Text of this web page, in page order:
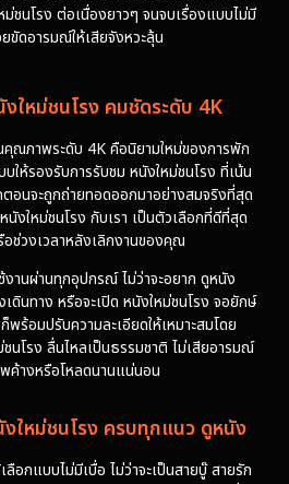
ม่ชนโรง ต่อเนื่องยาวๆ จนจบเรื่องแบบไม่มี
ขัดอารมณ์ให้เสียจังหวะลุ้น
ใหม่ชนโรง คมชัดระดับ 4K
คุณภาพระดับ 4K คือนิยามใหม่ของการพัก
ให้รองรับการรับชม หนังใหม่ชนโรง ที่เน้น
อนจะถูกถ่ายทอดออกมาอย่างสมจริงที่สุด
นังใหม่ชนโรง กับเรา เป็นตัวเลือกที่ดีที่สุด
ช่วงเวลาหลังเลิกงานของคุณ
งานผ่านทุกอุปกรณ์ ไม่ว่าจะอยาก ดูหนัง
ดินทาง หรือจะเปิด หนังใหม่ชนโรง จอยักษ์
ร้อมปรับความละเอียดให้เหมาะสมโดย
นโรง ลื่นไหลเป็นธรรมชาติ ไม่เสียอารมณ์
ค้างหรือโหลดนานแน่นอน
ใหม่ชนโรง ครบทุกแนว ดูหนัง
ลือกแบบไม่มีเบื่อ ไม่ว่าจะเป็นสายบู๊ สายรัก